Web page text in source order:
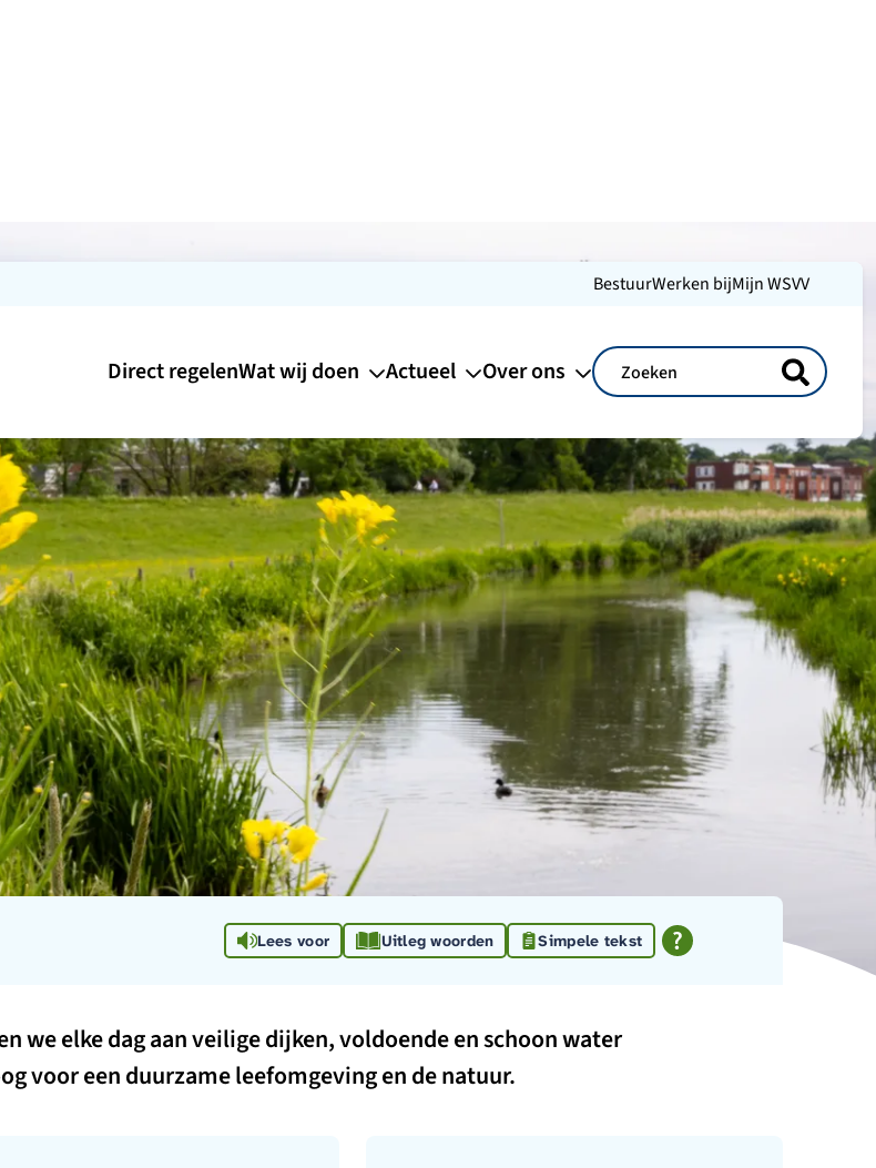
BestuurWerken bijMijn WSVV
Direct regelenWat wij doen Actueel Over ons
Lees voor Uitleg woorden Simpele tekst
we elke dag aan veilige dijken, voldoende en schoon water
voor een duurzame leefomgeving en de natuur.